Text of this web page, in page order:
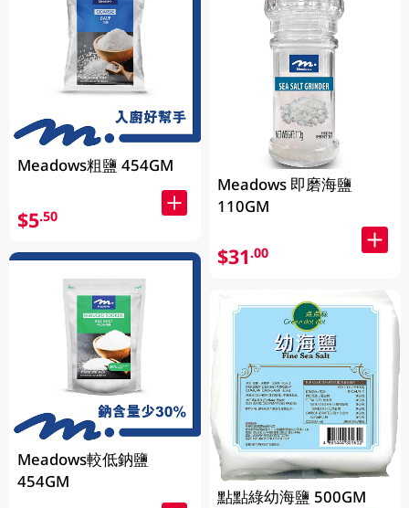
Meadows粗鹽 454GM
$5.50
Meadows較低鈉鹽
454GM
Meadows 即磨海鹽
110GM
$31.00
點點綠幼海鹽 500GM